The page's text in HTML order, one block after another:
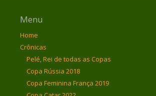
Menu
Home
Crônicas
Pelé, Rei de todas as Copas
Copa Rússia 2018
Copa Feminina França 2019